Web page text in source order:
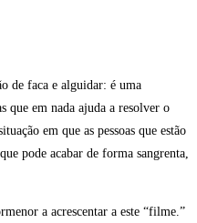
de faca e alguidar: é uma
que em nada ajuda a resolver o
em que as pessoas que estão
pode acabar de forma sangrenta,
a acrescentar a este “filme.”